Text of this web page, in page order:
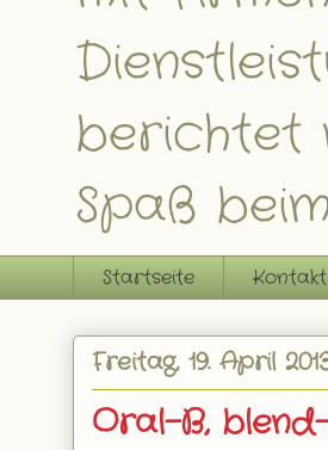
berichtet
Spaß
Startseite Kontakt
Freitag, 19. April
Oral-B,